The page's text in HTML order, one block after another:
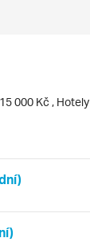
000 Kč ,